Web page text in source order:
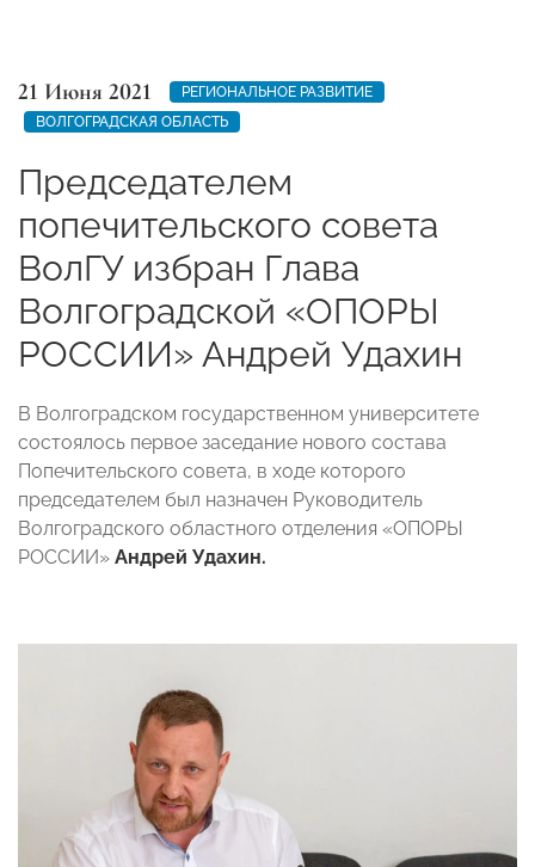
21 Июня 2021
РЕГИОНАЛЬНОЕ РАЗВИТИЕ
ВОЛГОГРАДСКАЯ ОБЛАСТЬ
Председателем
попечительского совета
ВолГУ избран Глава
Волгоградской «ОПОРЫ
РОССИИ» Андрей Удахин
В Волгоградском государственном университете
состоялось первое заседание нового состава
Попечительского совета, в ходе которого
председателем был назначен Руководитель
Волгоградского областного отделения «ОПОРЫ
РОССИИ» Андрей Удахин.